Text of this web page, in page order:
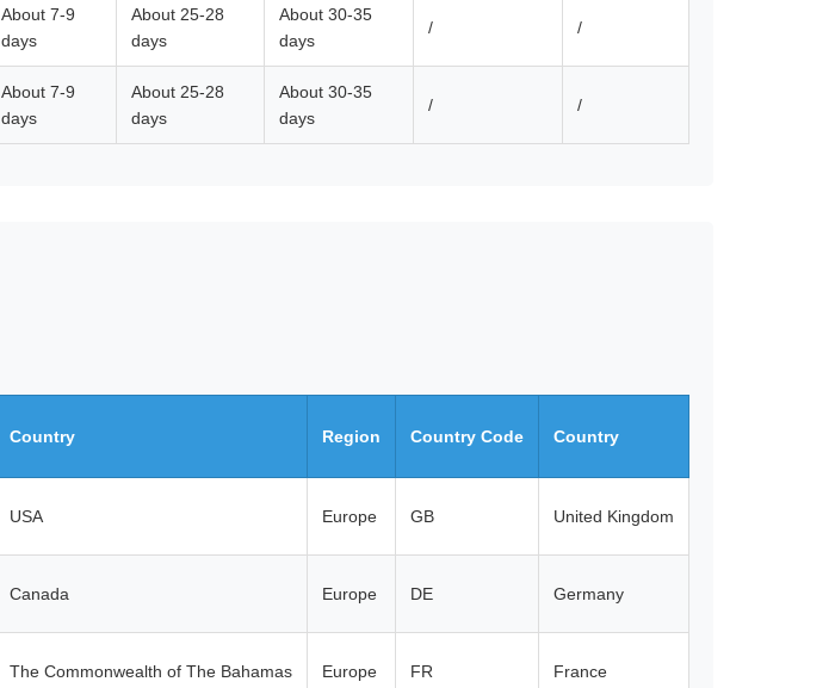
About 7-9
days
About 25-28
days
About 30-35
days
/ /
About 7-9
days
About 25-28
days
About 30-35
days
/ /
Country Region Country Code Country
USA Europe GB United Kingdom
Canada Europe DE Germany
The Commonwealth of The Bahamas Europe FR France